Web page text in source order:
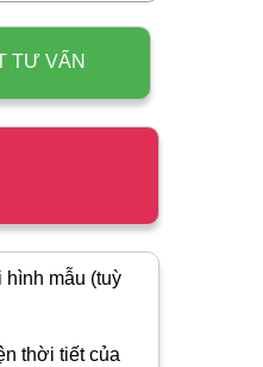
TƯ VẤN
hình mẫu (tuỳ
thời tiết của